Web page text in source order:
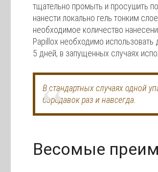
тщательно промыть и просушить
нанести локально гель тонким
необходимое количество
Papillox необходимо
5 дней, в запущенных случаях
В стандартных случаях одной
бородавок раз и навсегда.
Весомые